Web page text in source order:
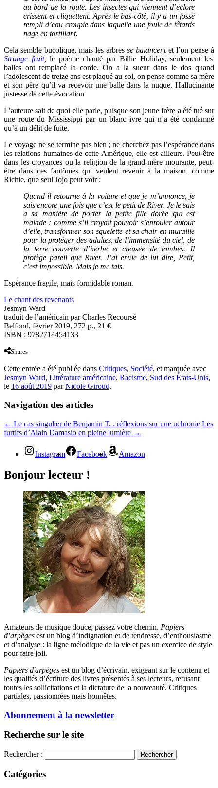
au bord de la route. Les insectes qui viennent d’éclore
crissent et cliquettent. Après le bas-côté, il y a un fossé
rempli d’eau croupie dans laquelle une foule de têtards
nage en tortillant.
Cela semble bucolique, mais les arbres se balancent et l’on pense à
Strange fruit, le poème chanté par Billie Holiday, seulement les
balles ont remplacé la corde. On a la sueur dans le dos quand
l’adolescent de treize ans est plaqué au sol, on pense comme sa mère
et son père qu’il va recevoir une balle dans la nuque. Hallucinante
justesse de cette évocation.
L’auteure sait de quoi elle parle, puisque son jeune frère a été tué sur
une route du Mississippi par un blanc ivre qui n’a été condamné
qu’à un délit de fuite.
Le voyage ne se termine pas bien ; ne cherchez pas l’espérance dans
les relations humaines de cette Amérique, elle est ailleurs. Peut-être
dans les croyances ou la religion de la grand-mère mourante, peut-
être dans ces fantômes qui veulent revenir à la maison, comme
Richie, que seul Jojo peut voir :
Quand il retourne à la voiture et que je m’annonce, je
sais encore une fois que c’est le petit de River. Je le sais
à sa manière de porter la petite fille dorée qui est
malade : comme s’il croyait pouvoir s’enrouler autour
d’elle, transformer son squelette et sa chair en muraille
pour la protéger des adultes, de l’immensité du ciel, de
la terre couverte d’herbe et creusée de tombes. Il
protège pareil que River. J’ai envie de lui dire, Petit,
c’est impossible. Mais je me tais.
Espérance fragile, mais formidable roman.
Le chant des revenants
Jesmyn Ward
traduit de l’américain par Charles Recoursé
Belfond, février 2019, 272 p., 21 €
ISBN : 9782714454133
Shares
Cette entrée a été publiée dans Critiques, Société, et marquée avec
Jesmyn Ward, Littérature américaine, Racisme, Sud des États-Unis,
le 16 août 2019 parNicole Giroud.
Navigation des articles
← Le cas singulier de Benjamin T. : réflexions sur une uchronie Les
furtifs d’Alain Damasio en pleine lumière →
Instagram Facebook Amazon
Bonjour lecteur !
Amateurs de musique douce, passez votre chemin. Papiers
d’arpèges est un blog d’indignation et de tendresse, d’enthousiasme
et d’analyse : la ligne mélodique de la vie et pas un exercice de style
pour faire joli.
Papiers d'arpèges est un blog d’écrivain, exigeant sur le contenu et
les qualités d’écriture des livres présentés à ses lecteurs, refusant
toutes les sollicitations et la dictature de la nouveauté. Critiques
partiales, passionnées mais honnêtes.
Abonnement à la newsletter
Recherche sur le site
Rechercher :
Catégories